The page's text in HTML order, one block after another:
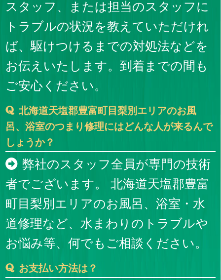
スタッフ、または担当のスタッフに
トラブルの状況を教えていただけれ
ば、駆けつけるまでの対処法などを
お伝えいたします。到着までの間も
ご安心ください。
北海道天塩郡豊富町目梨別エリアのお風
呂、浴室のつまり修理にはどんな人が来るんで
しょうか？
弊社のスタッフ全員が専門の技術
者でございます。 北海道天塩郡豊富
町目梨別エリアのお風呂、浴室・水
道修理など、水まわりのトラブルや
お悩み等、何でもご相談ください。
お支払い方法は？